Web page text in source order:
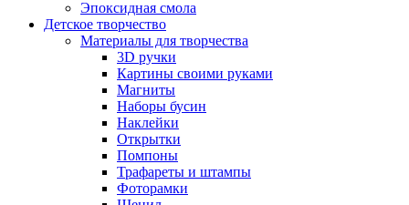
Эпоксидная смола
Детское творчество
Материалы для творчества
3D ручки
Картины своими руками
Магниты
Наборы бусин
Наклейки
Открытки
Помпоны
Трафареты и штампы
Фоторамки